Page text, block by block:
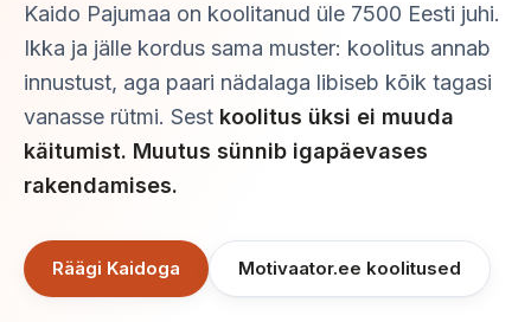
Kaido Pajumaa on koolitanud üle 7500 Eesti juhi.
Ikka ja jälle kordus sama muster: koolitus annab
innustust, aga paari nädalaga libiseb kõik tagasi
vanasse rütmi. Sest koolitus üksi ei muuda
käitumist. Muutus sünnib igapäevases
rakendamises.
Räägi Kaidoga Motivaator.ee koolitused